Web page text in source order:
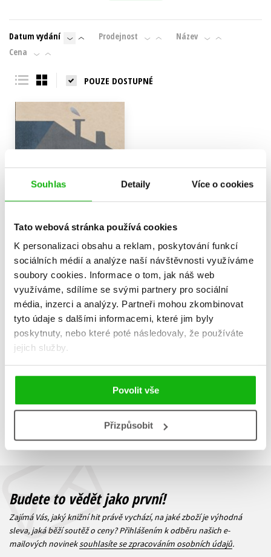
Souhlas Detaily Více o cookies
Tato webová stránka používá cookies
K personalizaci obsahu a reklam, poskytování funkcí
sociálních médií a analýze naší návštěvnosti využíváme
soubory cookies. Informace o tom, jak náš web
využíváme, sdílíme se svými partnery pro sociální
média, inzerci a analýzy. Partneři mohou zkombinovat
tyto údaje s dalšími informacemi, které jim byly
poskytnuty, nebo které poté následovaly, že používáte
jejich služby.
Povolit vše
Přizpůsobit
Datum vydání Prodejnost
Název
Cena
POUZE DOSTUPNÉ
Vířivka
Lucie Konečná
183 Kč229 Kč
Do košíku
Zobraz záznamů
Zobrazuji 1 až 1 z celkem 1 záznamů
Předchozí 1 Další
Budete to vědět jako první!
Zajímá Vás, jaký knižní hit právě vychází, na jaké zboží je výhodná
sleva, jaká běží soutěž o ceny? Přihlášením k odběru našich e-
mailových novineksouhlasíte se zpracováním osobních údajů.